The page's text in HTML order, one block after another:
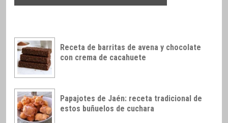
Receta de barritas de avena y chocolate
con crema de cacahuete
Papajotes de Jaén: receta tradicional de
estos buñuelos de cuchara